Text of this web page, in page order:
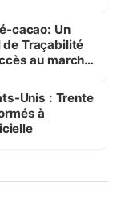
cacao: Un
Traçabilité
au marché
Unis : Trente
à